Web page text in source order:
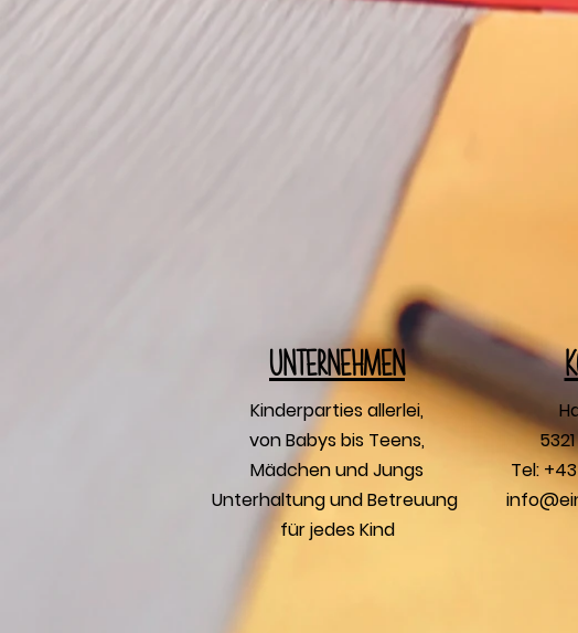
Unternehmen
Kinderparties allerlei,
von Babys bis Teens,
Mädchen und Jungs
Unterhaltung und Betreuung
für jedes Kind
Tel: